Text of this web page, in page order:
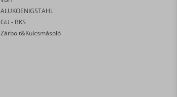
ALUKOENIGSTAHL
GU - BKS
Zárbolt&Kulcsmásoló